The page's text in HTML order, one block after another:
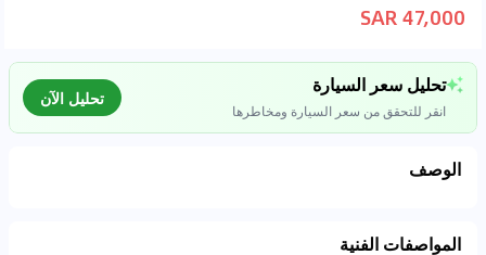
47,000 SAR
تحليل سعر السيارة
انقر للتحقق من سعر السيارة ومخاطرها
تحليل الآن
الوصف
المواصفات الفنية